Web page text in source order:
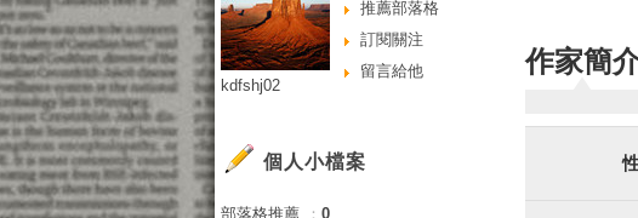
作家簡
推薦部落格
訂閱關注
留言給他
kdfshj02
個人小檔案
部落格推薦 ： 0